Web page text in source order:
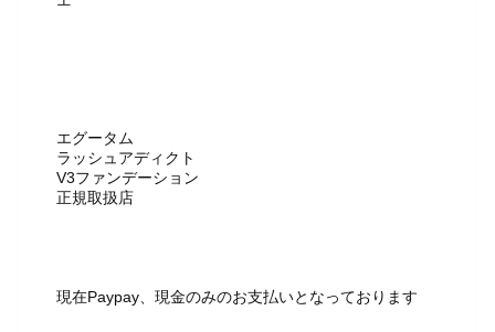
エグータム
ラッシュアディクト
V3ファンデーション
正規取扱店
現在Paypay、現金のみのお支払いとなっております